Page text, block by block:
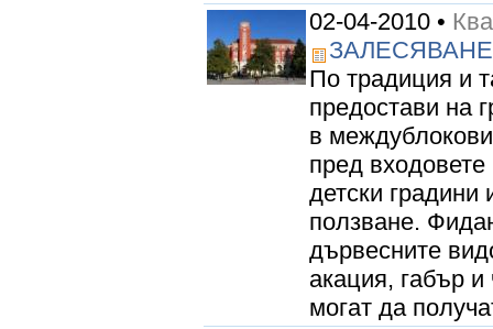
02-04-2010 •
По традиция и
предостави на
в
пред
детски градини
ползване.
дървесните
акация, габър
могат да